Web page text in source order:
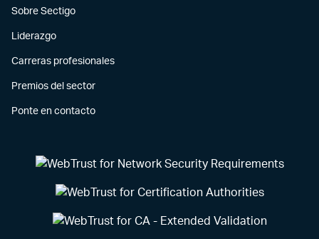
Sobre Sectigo
Liderazgo
Carreras profesionales
Premios del sector
Ponte en contacto